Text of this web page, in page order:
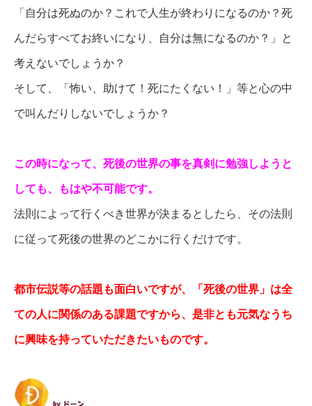
「自分は死ぬのか？これで人生が終わりになるのか？死
んだらすべてお終いになり、自分は無になるのか？」と
考えないでしょうか？
そして、「怖い、助けて！死にたくない！」等と心の中
で叫んだりしないでしょうか？
この時になって、死後の世界の事を真剣に勉強しようと
しても、もはや不可能です。
法則によって行くべき世界が決まるとしたら、その法則
に従って死後の世界のどこかに行くだけです。
都市伝説等の話題も面白いですが、「死後の世界」は全
ての人に関係のある課題ですから、是非とも元気なうち
に興味を持っていただきたいものです。